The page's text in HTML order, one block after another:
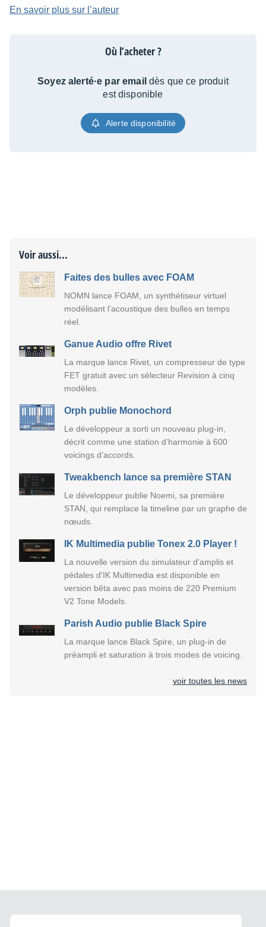
En savoir plus sur l’auteur
Où l’acheter ?
Soyez alerté·e par email dès que ce produit
est disponible
Alerte disponibilité
Voir aussi...
Faites des bulles avec FOAM
NOMN lance FOAM, un synthétiseur virtuel
modélisant l’acoustique des bulles en temps
réel.
Ganue Audio offre Rivet
La marque lance Rivet, un compresseur de type
FET gratuit avec un sélecteur Revision à cinq
modèles.
Orph publie Monochord
Le développeur a sorti un nouveau plug-in,
décrit comme une station d’harmonie à 600
voicings d’accords.
Tweakbench lance sa première STAN
Le développeur publie Noemi, sa première
STAN, qui remplace la timeline par un graphe de
nœuds.
IK Multimedia publie Tonex 2.0 Player !
La nouvelle version du simulateur d'amplis et
pédales d'IK Multimedia est disponible en
version bêta avec pas moins de 220 Premium
V2 Tone Models.
Parish Audio publie Black Spire
La marque lance Black Spire, un plug-in de
préampli et saturation à trois modes de voicing.
voir toutes les news